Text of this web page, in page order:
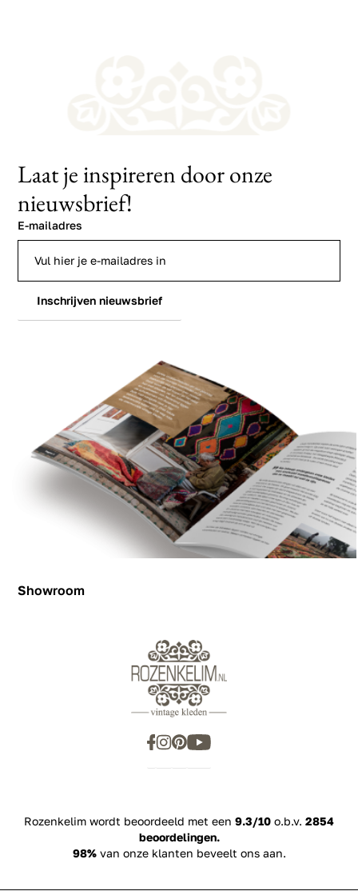
Showroom
Laat je inspireren door onze
nieuwsbrief!
E-mailadres
Inschrijven nieuwsbrief
Rozenkelim wordt beoordeeld met een 9.3/10 o.b.v. 2854
beoordelingen.
98%van onze klanten beveelt ons aan.